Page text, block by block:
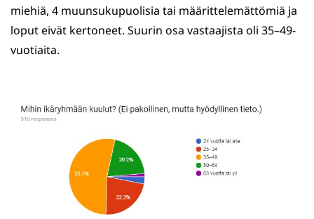
miehiä, 4 muunsukupuolisia tai määrittelemättömiä ja
loput eivät kertoneet. Suurin osa vastaajista oli 35–49-
vuotiaita.